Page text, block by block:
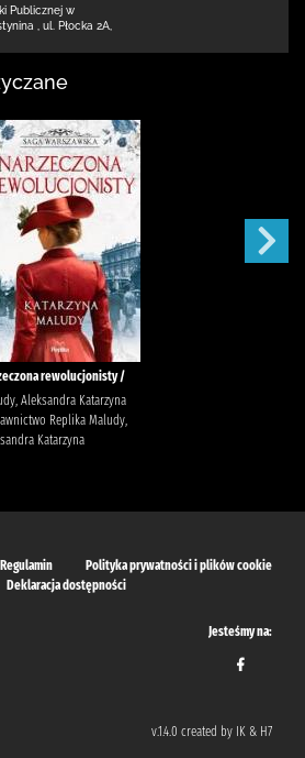
Publicznej w
ul. Płocka 2A
rewolucjonisty /
Aleksandra Katarzyna
Replika Maludy,
Katarzyna
Regulamin
Polityka prywatności i plików cookie
Deklaracja dostępności
Jesteśmy na:
v.1.4.0 created by IK & H7